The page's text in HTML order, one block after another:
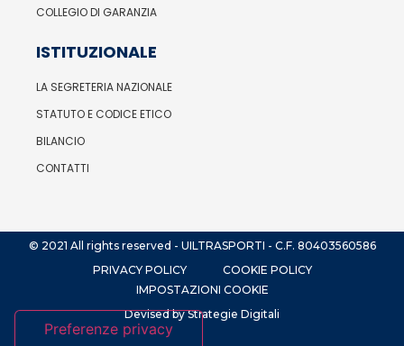
COLLEGIO DI GARANZIA
ISTITUZIONALE
LA SEGRETERIA NAZIONALE
STATUTO E CODICE ETICO
BILANCIO
CONTATTI
© 2021 All rights reserved - UILTRASPORTI - C.F. 80403560586
PRIVACY POLICY
COOKIE POLICY
IMPOSTAZIONI COOKIE
Devised by Strategie Digitali